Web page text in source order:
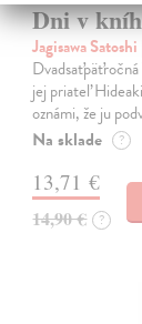
Dni v
Jagisawa Satoshi
jej priateľ
oznámi, že ju
Na sklade ?
13,71 €
14,90 € ?